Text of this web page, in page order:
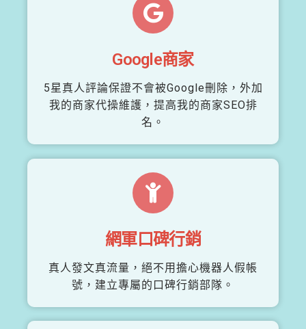
Google商家
5星真人評論保證不會被Google刪除，外加
我的商家代操維護，提高我的商家SEO排
名。
網軍口碑行銷
真人發文真流量，絕不用擔心機器人假帳
號，建立專屬的口碑行銷部隊。